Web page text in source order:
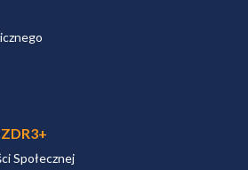
Społecznej